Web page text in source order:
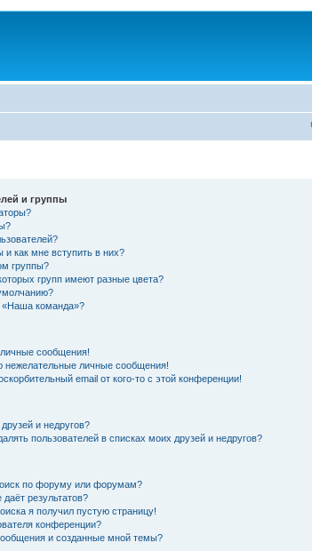
и группы
и как мне вступить в них?
группы?
групп имеют разные цвета?
«Наша команда»?
сообщения!
нежелательные личные сообщения!
email от кого-то с этой конференции!
и недругов?
пользователей в списках моих друзей и недругов?
по форуму или форумам?
результатов?
я получил пустую страницу!
конференции?
и созданные мной темы?